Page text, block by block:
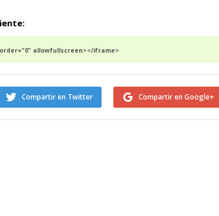
allowfullscreen></iframe>
Compartir en Google+
Compartir en Twitter